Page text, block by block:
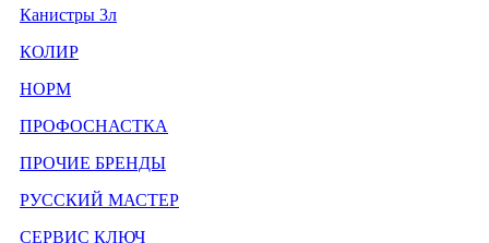
Канистры 3л
КОЛИР
НОРМ
ПРОФОСНАСТКА
ПРОЧИЕ БРЕНДЫ
РУССКИЙ МАСТЕР
СЕРВИС КЛЮЧ